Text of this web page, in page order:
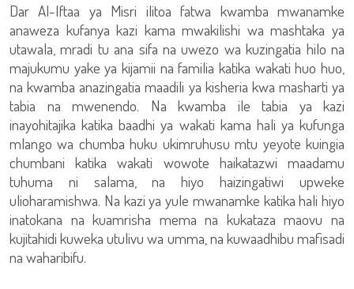
Dar Al-Iftaa ya Misri ilitoa fatwa kwamba mwanamke
anaweza kufanya kazi kama mwakilishi wa mashtaka ya
utawala, mradi tu ana sifa na uwezo wa kuzingatia hilo na
majukumu yake ya kijamii na familia katika wakati huo huo,
na kwamba anazingatia maadili ya kisheria kwa masharti ya
tabia na mwenendo. Na kwamba ile tabia ya kazi
inayohitajika katika baadhi ya wakati kama hali ya kufunga
mlango wa chumba huku ukimruhusu mtu yeyote kuingia
chumbani katika wakati wowote haikatazwi maadamu
tuhuma ni salama, na hiyo haizingatiwi upweke
ulioharamishwa. Na kazi ya yule mwanamke katika hali hiyo
inatokana na kuamrisha mema na kukataza maovu na
kujitahidi kuweka utulivu wa umma, na kuwaadhibu mafisadi
na waharibifu.